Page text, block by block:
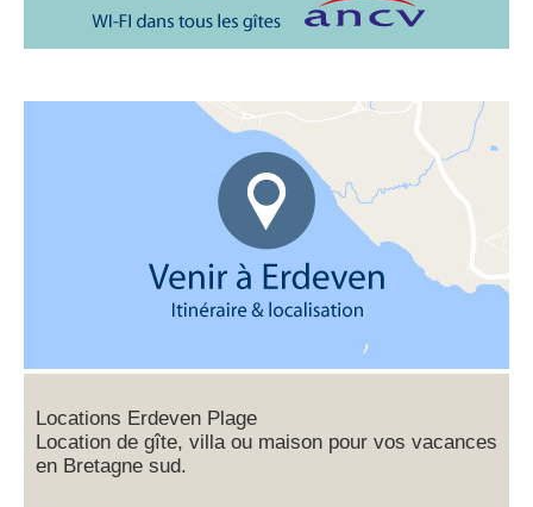
Locations Erdeven Plage
Location de gîte, villa ou maison pour vos vacances
en Bretagne sud.